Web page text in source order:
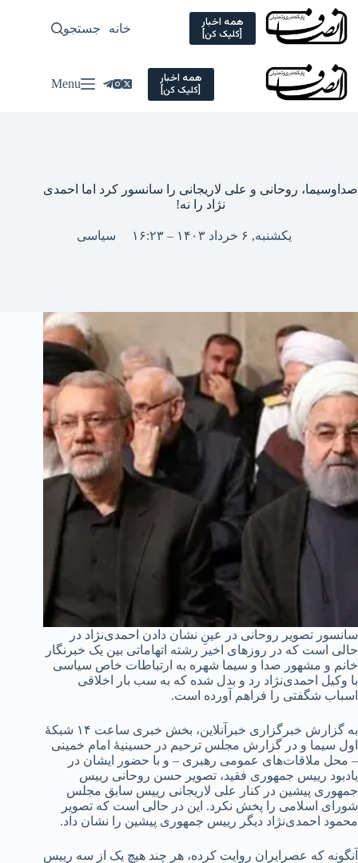
Skip
content
همه اخبار
[کلیک کن] خانه سیاسی
جستجو
همه اخبار
[کلیک کن] Menu
صداوسیما، روحانی و علی لاریجانی را سانسور کرد اما احمدی
نژاد را نه!
یکشنبه, ۶ خرداد ۱۴۰۳ – ۱۶:۲۳ سیاسی
سانسور تصویر روحانی در عینِ نشان دادن احمدی‌نژاد در
حالی است که در روزهای اخیر رشته اتهاماتی بین یک خبرنگار
خانم و مشهور صدا و سیما شهره به ارتباطات خاص سیاسی
با وکیل احمدی‌نژاد رد و بدل شده که به سب بار اخلاقی
اسباب شگفتی را فراهم آورده است.
به گزارش خبرگزاری خبرآنلاین، بخش خبری ساعت ۱۴ شبکۀ
اول سیما و در گزارش مجلس ترحیم در حسینیۀ امام خمینی
– محل ملاقات‌های عمومی رهبری – و با حضور ایشان در
یادبود رییس جمهوری فقید، تصویر حسن روحانی رییس
جمهوری پیشین در کنار علی لاریجانی رییس سابق مجلس
شورای اسلامی را پخش نکرد. ‌این در حالی است که تصویر
محمود احمدی‌نژاد دیگر رییس جمهوری پیشین را نشان داد.
آنگونه که عصرایران روایت کرده، هر چند هیچ یک از سه رییس